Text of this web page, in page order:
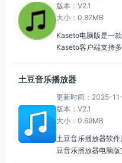
版本：V2.1
大小：0.87MB
Kaseto电脑版是一
Kaseto客户端支持
土豆音乐播放器
更新时间：2025-
版本：V2.1
大小：0.69MB
土豆音乐播放器软
豆音乐播放器电脑